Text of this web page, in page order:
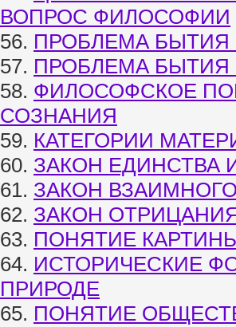
ВОПРОС ФИЛОСОФИИ
56. ПРОБЛЕМА
57. ПРОБЛЕМА БЫТИЯ
58. ФИЛОСОФСКОЕ
СОЗНАНИЯ
59. КАТЕГОРИИ
60. ЗАКОН
61. ЗАКОН
62. ЗАКОН
63. ПОНЯТИЕ
64. ИСТОРИЧЕСКИЕ
ПРИРОДЕ
65. ПОНЯТИЕ